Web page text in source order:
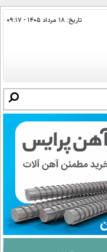
تاریخ: ۱۸ مرداد ۱۴۰۵ - ۰۹:۱۷